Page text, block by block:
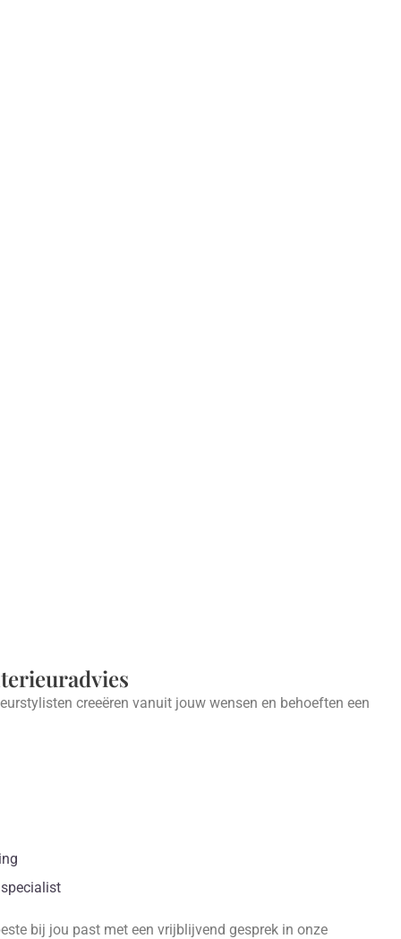
creeëren vanuit jouw wensen en behoeften een
bij jou past met een vrijblijvend gesprek in onze